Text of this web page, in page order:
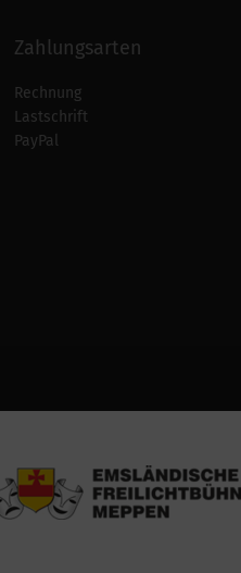
Zahlungsarten
Rechnung
Lastschrift
PayPal